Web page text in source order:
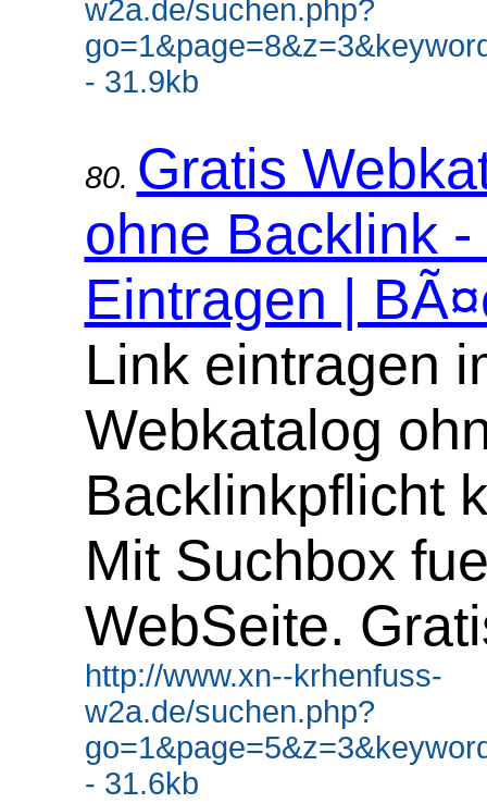
w2a.de/suchen.php?
- 31.9kb
80. Gratis
ohne Backlink
Eintragen |
Link eintragen
Webkatalog
Backlinkpflicht
Mit Suchbox
WebSeite.
http://www.xn--krhenfuss-
w2a.de/suchen.php?
- 31.6kb